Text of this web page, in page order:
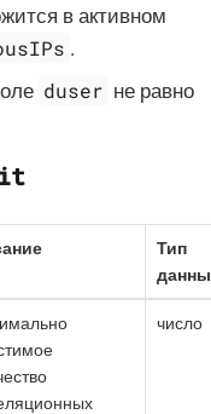
в активном
.
duser не равно
Тип
число